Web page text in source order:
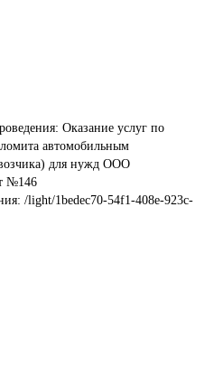
Оказание услуг по
автомобильным
для нужд ООО
№146
/light/1bedec70-54f1-408e-923c-